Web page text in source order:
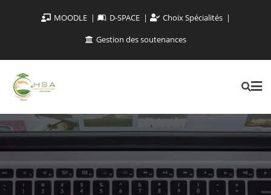
MOODLE D-SPACE
Choix Spécialités
Gestion des soutenances